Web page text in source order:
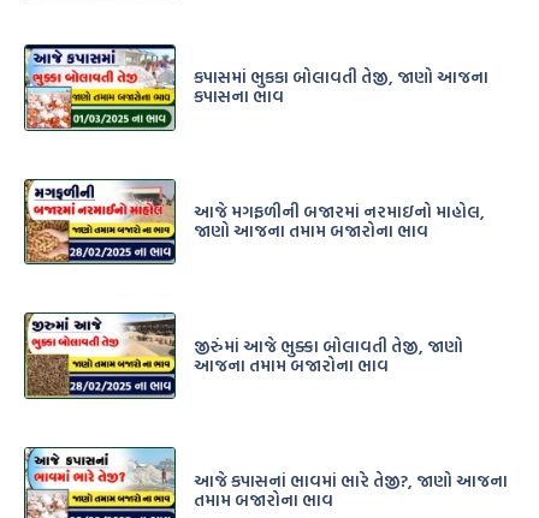
કપાસમાં ભુકકા બોલાવતી તેજી, જાણો આજના
કપાસના ભાવ
આજે મગફળીની બજારમાં નરમાઇનો માહોલ,
જાણો આજના તમામ બજારોના ભાવ
જીરુંંમાં આજે ભુક્કા બોલાવતી તેજી, જાણો
આજના તમામ બજારોના ભાવ
આજે કપાસનાં ભાવમાં ભારે તેજી?, જાણો આજના
તમામ બજારોના ભાવ